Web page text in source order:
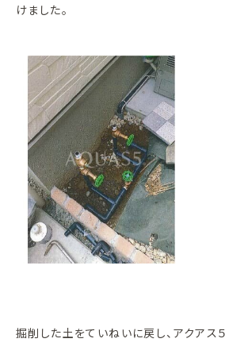
けました。
掘削した土をていねいに戻し、アクアス